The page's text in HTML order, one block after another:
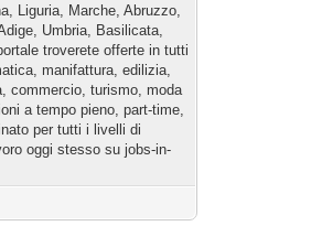
Liguria, Marche, Abruzzo,
Umbria, Basilicata,
troverete offerte in tutti
manifattura, edilizia,
commercio, turismo, moda
a tempo pieno, part-time,
per tutti i livelli di
oggi stesso su jobs-in-